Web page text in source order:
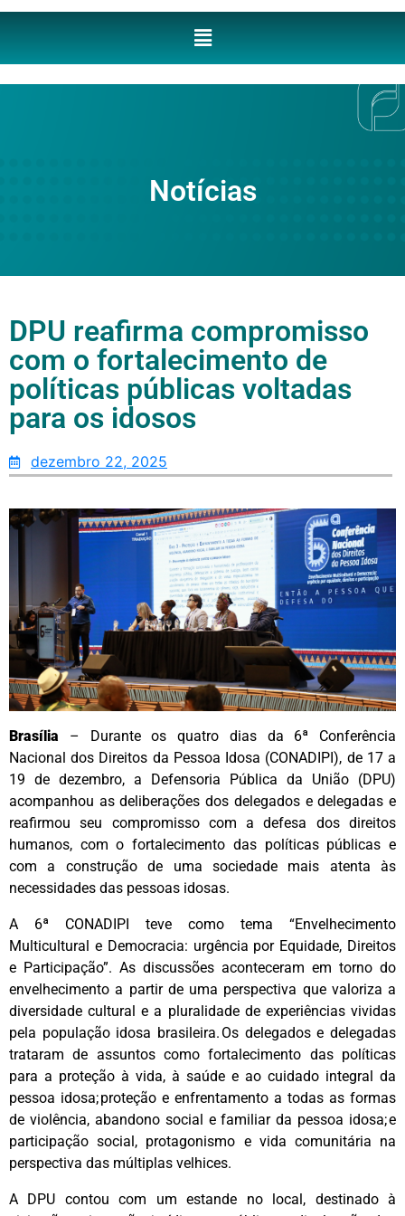
Notícias
DPU reafirma compromisso
com o fortalecimento de
políticas públicas voltadas
para os idosos
dezembro 22, 2025
Brasília – Durante os quatro dias da 6ª Conferência
Nacional dos Direitos da Pessoa Idosa (CONADIPI), de 17 a
19 de dezembro, a Defensoria Pública da União (DPU)
acompanhou as deliberações dos delegados e delegadas e
reafirmou seu compromisso com a defesa dos direitos
humanos, com o fortalecimento das políticas públicas e
com a construção de uma sociedade mais atenta às
necessidades das pessoas idosas.
A 6ª CONADIPI teve como tema “Envelhecimento
Multicultural e Democracia: urgência por Equidade, Direitos
e Participação”. As discussões aconteceram em torno do
envelhecimento a partir de uma perspectiva que valoriza a
diversidade cultural e a pluralidade de experiências vividas
pela população idosa brasileira. Os delegados e delegadas
trataram de assuntos como fortalecimento das políticas
para a proteção à vida, à saúde e ao cuidado integral da
pessoa idosa; proteção e enfrentamento a todas as formas
de violência, abandono social e familiar da pessoa idosa; e
participação social, protagonismo e vida comunitária na
perspectiva das múltiplas velhices.
A DPU contou com um estande no local, destinado à